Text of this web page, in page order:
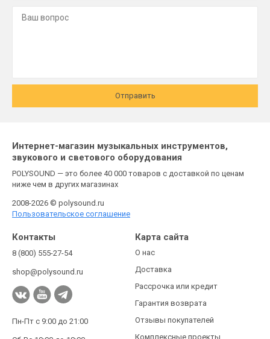
Отправить
Интернет-магазин музыкальных инструментов,
звукового и светового оборудования
POLYSOUND — это более 40 000 товаров с доставкой по ценам
ниже чем в других магазинах
2008-2026 © polysound.ru
Пользовательское соглашение
Контакты
8 (800) 555-27-54
shop@polysound.ru
Пн-Пт с 9:00 до 21:00
Карта сайта
О нас
Доставка
Рассрочка или кредит
Гарантия возврата
Отзывы покупателей
Комплексные проекты